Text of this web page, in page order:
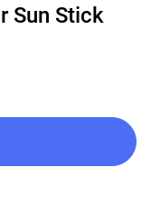
Sun Stick